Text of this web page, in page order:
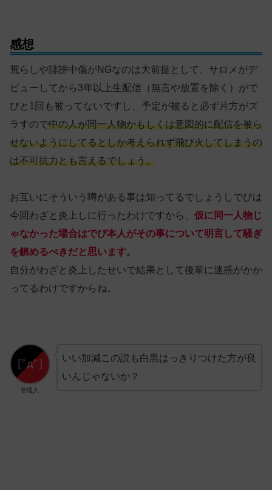
感想
荒らしや誹謗中傷がNGなのは大前提として、サロメがデ
ビューしてから3年以上生配信（無言や放置を除く）がで
びと1回も被ってないですし、予定が被ると必ず片方がズ
ラすので中の人が同一人物かもしくは意図的に配信を被ら
せないようにしてるとしか考えられず飛び火してしまうの
は不可抗力とも言えるでしょう。
お互いにそういう噂がある事は知ってるでしょうしでびは
今回わざと炎上しに行ったわけですから、 仮に同一人物じ
ゃなかった場合はでび本人がその事について明言して騒ぎ
を鎮めるべきだと思います。
自分がわざと炎上したせいで結果として後輩に迷惑がかか
ってるわけですからね。
管理人
いい加減この説も白黒はっきりつけた方が良
いんじゃないか？